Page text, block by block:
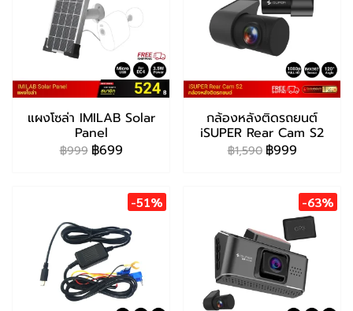
แผงโซล่า IMILAB Solar
Panel
฿999 ฿699
กล้องหลังติดรถยนต์
iSUPER Rear Cam S2
฿1,590 ฿999
-51% -63%